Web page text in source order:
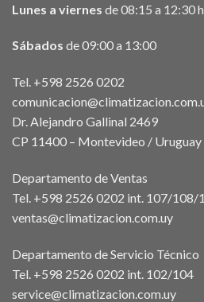
Lunes a viernes de 08:15 a 12:30
Sábados de 09:00 a 13:00
Tel. +598 2526 0202
Dr. Alejandro Gallinal 2469
CP 11400 – Montevideo / Uruguay
Departamento de Ventas
Tel. +598 2526 0202 int. 107/108/
ventas@climatizacion.com.uy
Departamento de Servicio Técnico
Tel. +598 2526 0202 int. 102/104
service@climatizacion.com.uy